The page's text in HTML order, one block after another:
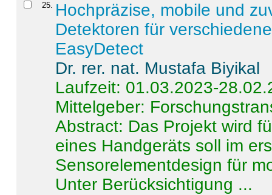
25. Hochpräzise, mobile und
Detektoren für
EasyDetect
Dr. rer. nat. Mustafa Biyikal
Laufzeit: 01.03.2023-
Mittelgeber:
Abstract: Das Projekt wird
eines Handgeräts soll im
Sensorelementdesign für
Unter Berücksichtigung ...